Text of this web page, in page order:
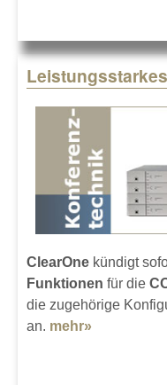
ClearOne kündigt
Funktionen für die
die zugehörige
an. mehr»